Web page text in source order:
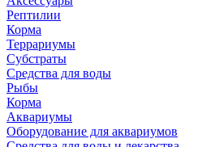
Рептилии
Корма
Террариумы
Субстраты
Средства для воды
Рыбы
Корма
Аквариумы
Оборудование для аквариумов